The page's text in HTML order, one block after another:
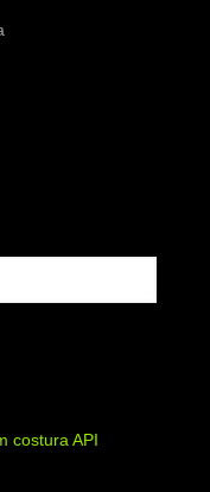
costura API